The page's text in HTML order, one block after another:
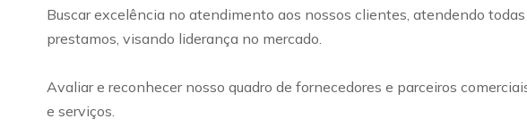
Buscar excelência no atendimento aos nossos clientes, atendendo
prestamos, visando liderança no mercado.
Avaliar e reconhecer nosso quadro de fornecedores e parceiros
e serviços.